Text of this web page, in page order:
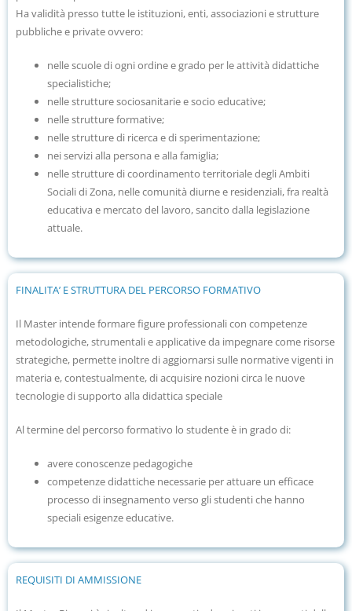
Ha validità presso tutte le istituzioni, enti, associazioni e strutture
pubbliche e private ovvero:
nelle scuole di ogni ordine e grado per le attività didattiche
specialistiche;
nelle strutture sociosanitarie e socio educative;
nelle strutture formative;
nelle strutture di ricerca e di sperimentazione;
nei servizi alla persona e alla famiglia;
nelle strutture di coordinamento territoriale degli Ambiti
Sociali di Zona, nelle comunità diurne e residenziali, fra realtà
educativa e mercato del lavoro, sancito dalla legislazione
attuale.
FINALITA’ E STRUTTURA DEL PERCORSO FORMATIVO
Il Master intende formare figure professionali con competenze
metodologiche, strumentali e applicative da impegnare come risorse
strategiche, permette inoltre di aggiornarsi sulle normative vigenti in
materia e, contestualmente, di acquisire nozioni circa le nuove
tecnologie di supporto alla didattica speciale
Al termine del percorso formativo lo studente è in grado di:
avere conoscenze pedagogiche
competenze didattiche necessarie per attuare un efficace
processo di insegnamento verso gli studenti che hanno
speciali esigenze educative.
REQUISITI DI AMMISSIONE